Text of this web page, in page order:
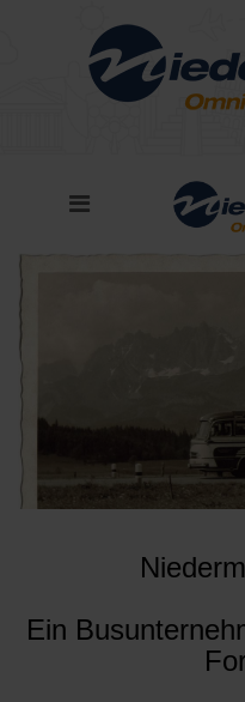
Ein